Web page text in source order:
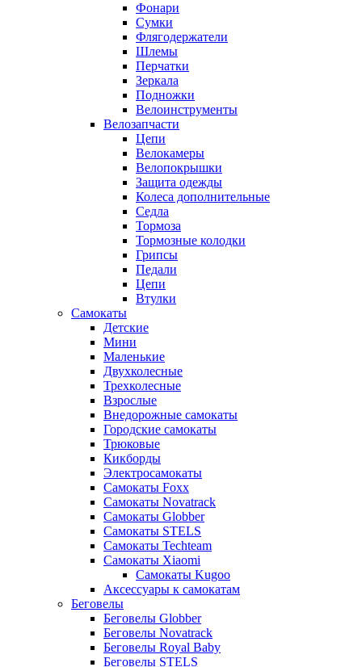
Фонари
Сумки
Флягодержатели
Шлемы
Перчатки
Зеркала
Подножки
Велоинструменты
Велозапчасти
Цепи
Велокамеры
Велопокрышки
Защита одежды
Колеса дополнительные
Седла
Тормоза
Тормозные колодки
Грипсы
Педали
Цепи
Втулки
Самокаты
Детские
Мини
Маленькие
Двухколесные
Трехколесные
Взрослые
Внедорожные самокаты
Городские самокаты
Трюковые
Кикборды
Электросамокаты
Самокаты Foxx
Самокаты Novatrack
Самокаты Globber
Самокаты STELS
Самокаты Techteam
Самокаты Xiaomi
Самокаты Kugoo
Аксессуары к самокатам
Беговелы
Беговелы Globber
Беговелы Novatrack
Беговелы Royal Baby
Беговелы STELS